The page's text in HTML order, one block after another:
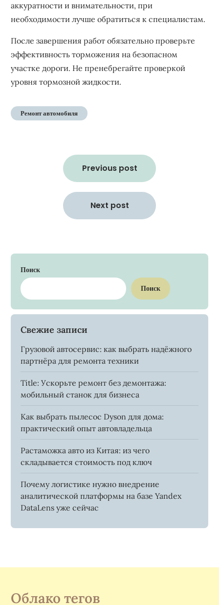
аккуратности и внимательности, при
необходимости лучше обратиться к специалистам.
После завершения работ обязательно проверьте
эффективность торможения на безопасном
участке дороги. Не пренебрегайте проверкой
уровня тормозной жидкости.
Ремонт автомобиля
Previous post
Next post
Поиск
Поиск
Свежие записи
Грузовой автосервис: как выбрать надёжного
партнёра для ремонта техники
Title: Ускорьте ремонт без демонтажа:
мобильный станок для бизнеса
Как выбрать пылесос Dyson для дома:
практический опыт автовладельца
Растаможка авто из Китая: из чего
складывается стоимость под ключ
Почему логистике нужно внедрение
аналитической платформы на базе Yandex
DataLens уже сейчас
Облако тегов